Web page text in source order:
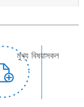
মুখ্য বিষয়াসকল